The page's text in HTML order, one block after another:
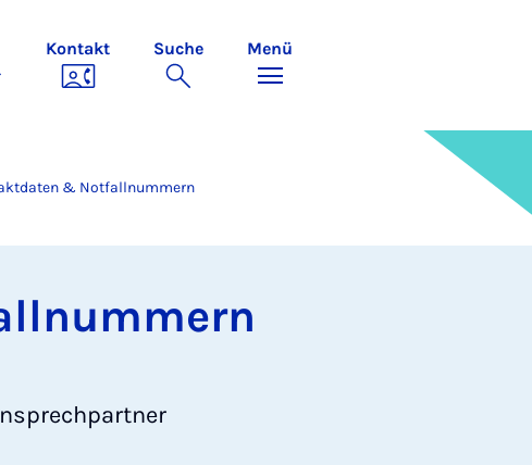
Kontakt Suche Menü
& Notfallnummern